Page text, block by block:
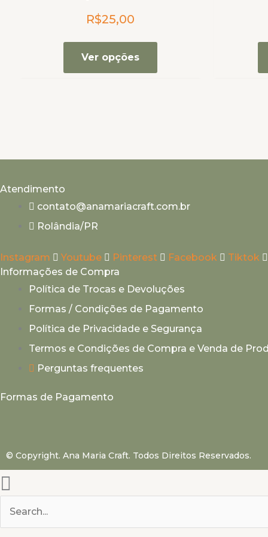
R$25,00
Ver opções
escolhidas
Atendimento
contato@anamariacraft.com.br
Rolândia/PR
Instagram Youtube Pinterest Facebook Tiktok
Informações de Compra
Política de Trocas e Devoluções
Formas / Condições de Pagamento
Política de Privacidade e Segurança
Termos e Condições de Compra e Venda de
Perguntas frequentes
Formas de Pagamento
© Copyright. Ana Maria Craft. Todos Direitos Reservados.
Pesquisar
por: